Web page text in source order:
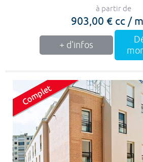
à partir de
903,00 € cc /
+ d'infos